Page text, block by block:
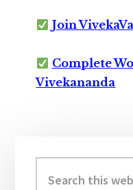
Join
Complete
Vivekananda
Sidebar
this